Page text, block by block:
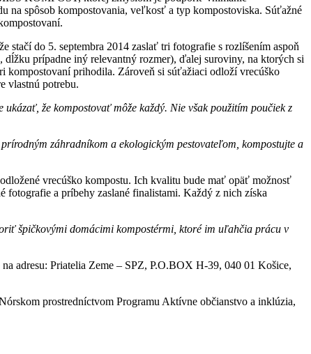
na spôsob kompostovania, veľkosť a typ kompostoviska. Súťažné
stačí do 5. septembra 2014 zaslať tri fotografie s rozlíšením aspoň
prípadne iný relevantný rozmer), ďalej suroviny, na ktorých si
kompostovaní prihodila. Zároveň si súťažiaci odloží vrecúško
vlastnú potrebu.
že kompostovať môže každý. Nie však použitím poučiek z
záhradníkom a ekologickým pestovateľom, kompostujte a
vrecúško kompostu. Ich kvalitu bude mať opäť možnosť
a príbehy zaslané finalistami. Každý z nich získa
špičkovými domácimi kompostérmi, ktoré im uľahčia prácu v
adresu: Priatelia Zeme – SPZ, P.O.BOX H-39, 040 01 Košice,
prostredníctvom Programu Aktívne občianstvo a inklúzia,